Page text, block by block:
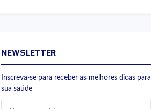
NEWSLETTER
Inscreva-se para receber as melhores dicas para
sua saúde